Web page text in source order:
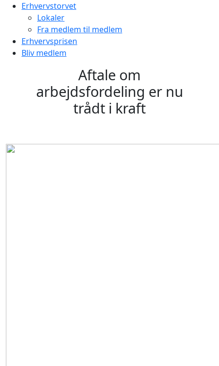
Erhvervstorvet
Lokaler
Fra medlem til medlem
Erhvervsprisen
Bliv medlem
Aftale om
arbejdsfordeling er nu
trådt i kraft